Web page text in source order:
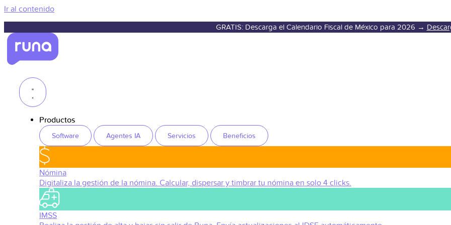
Ir al contenido
GRATIS: Descarga el Calendario Fiscal de México para 2026 →
Productos
Software Agentes IA Servicios Beneficios
Nómina
Digitaliza la gestión de la nómina. Calcular, dispersar y timbrar tu nómina en solo 4 clicks.
IMSS